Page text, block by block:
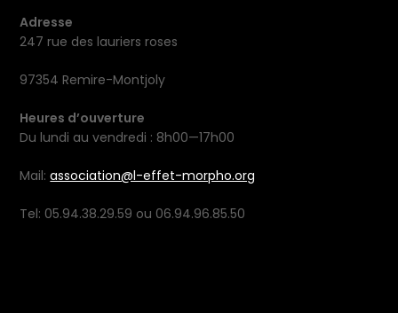
Adresse
247 rue des lauriers roses
97354 Remire-Montjoly
Heures d’ouverture
Du lundi au vendredi : 8h00—17h00
Mail:association@l-effet-morpho.org
Tel: 05.94.38.29.59 ou 06.94.96.85.50